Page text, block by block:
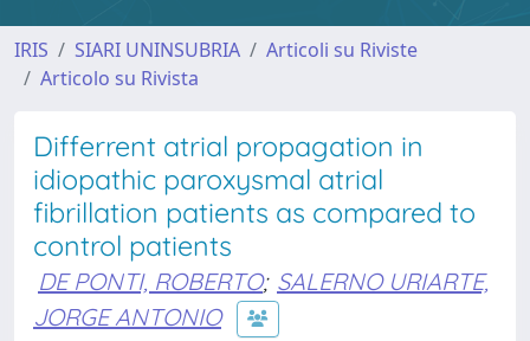
IRIS SIARI UNINSUBRIA
Articoli su Riviste
Articolo su Rivista
Differrent atrial propagation in
idiopathic paroxysmal atrial
fibrillation patients as compared to
control patients
DE PONTI, ROBERTO; SALERNO URIARTE,
JORGE ANTONIO